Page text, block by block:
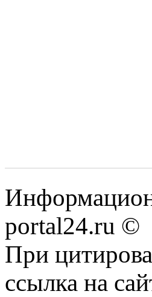
portal24.ru ©
При
ссылка на